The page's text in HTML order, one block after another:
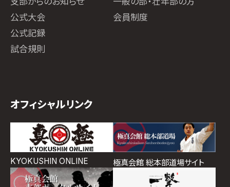
公式大会
公式記録
試合規則
会員制度
オフィシャルリンク
KYOKUSHIN ONLINE 極真会館 総本部道場サイト